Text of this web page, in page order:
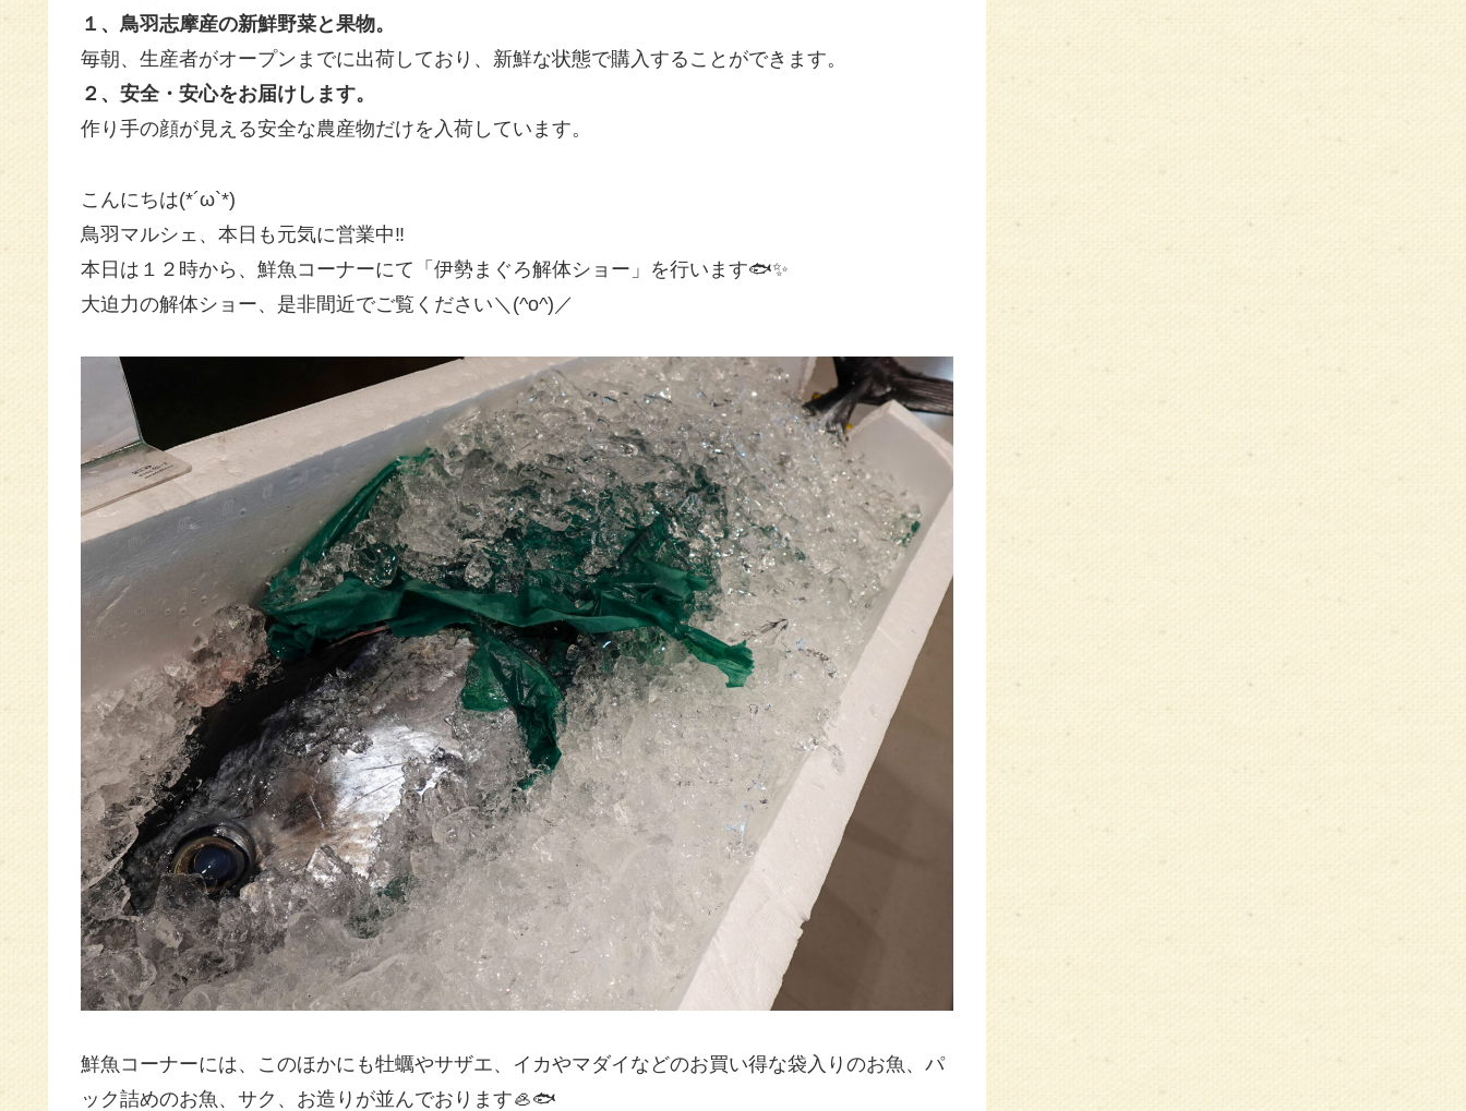
１、鳥羽志摩産の新鮮野菜と果物。
毎朝、生産者がオープンまでに出荷しており、新鮮な状態で購入することができます。
２、安全・安心をお届けします。
作り手の顔が見える安全な農産物だけを入荷しています。
こんにちは(*´ω`*)
鳥羽マルシェ、本日も元気に営業中‼️
本日は１２時から、鮮魚コーナーにて「伊勢まぐろ解体ショー」を行います🐟✨
大迫力の解体ショー、是非間近でご覧ください＼(^o^)／
鮮魚コーナーには、このほかにも牡蠣やサザエ、イカやマダイなどのお買い得な袋入りのお魚、パ
ック詰めのお魚、サク、お造りが並んでおります🦪🐟